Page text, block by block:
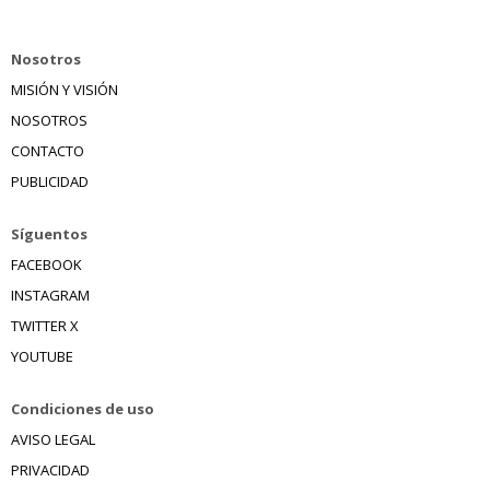
Nosotros
MISIÓN Y VISIÓN
NOSOTROS
CONTACTO
PUBLICIDAD
Síguentos
FACEBOOK
INSTAGRAM
TWITTER X
YOUTUBE
Condiciones de uso
AVISO LEGAL
PRIVACIDAD